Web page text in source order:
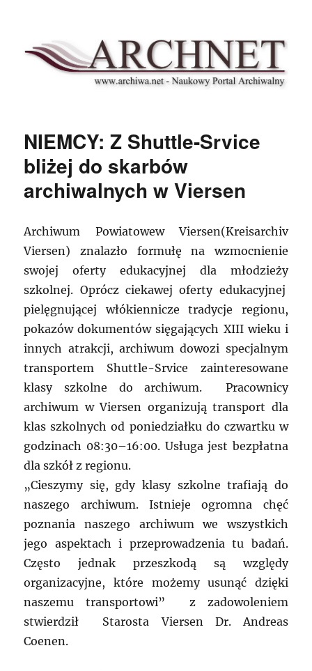
Archnet
NIEMCY: Z Shuttle-Srvice
bliżej do skarbów
archiwalnych w Viersen
Archiwum Powiatowew Viersen(Kreisarchiv
Viersen) znalazło formułę na wzmocnienie
swojej oferty edukacyjnej dla młodzieży
szkolnej. Oprócz ciekawej oferty edukacyjnej
pielęgnującej włókiennicze tradycje regionu,
pokazów dokumentów sięgających XIII wieku i
innych atrakcji, archiwum dowozi specjalnym
transportem Shuttle-Srvice zainteresowane
klasy szkolne do archiwum. Pracownicy
archiwum w Viersen organizują transport dla
klas szkolnych od poniedziałku do czwartku w
godzinach 08:30–16:00. Usługa jest bezpłatna
dla szkół z regionu.
„Cieszymy się, gdy klasy szkolne trafiają do
naszego archiwum. Istnieje ogromna chęć
poznania naszego archiwum we wszystkich
jego aspektach i przeprowadzenia tu badań.
Często jednak przeszkodą są względy
organizacyjne, które możemy usunąć dzięki
naszemu transportowi” z zadowoleniem
stwierdził Starosta Viersen Dr. Andreas
Coenen.